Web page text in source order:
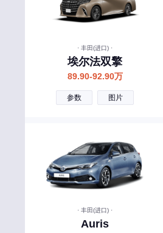
· 丰田(进口) ·
埃尔法双擎
89.90-92.90万
参数 图片
· 丰田(进口) ·
Auris
INEOS
吉利银河
捷途